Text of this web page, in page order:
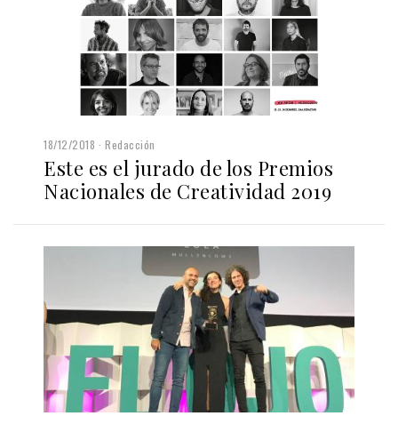
18/12/2018 Redacción
Este es el jurado de los Premios
Nacionales de Creatividad 2019